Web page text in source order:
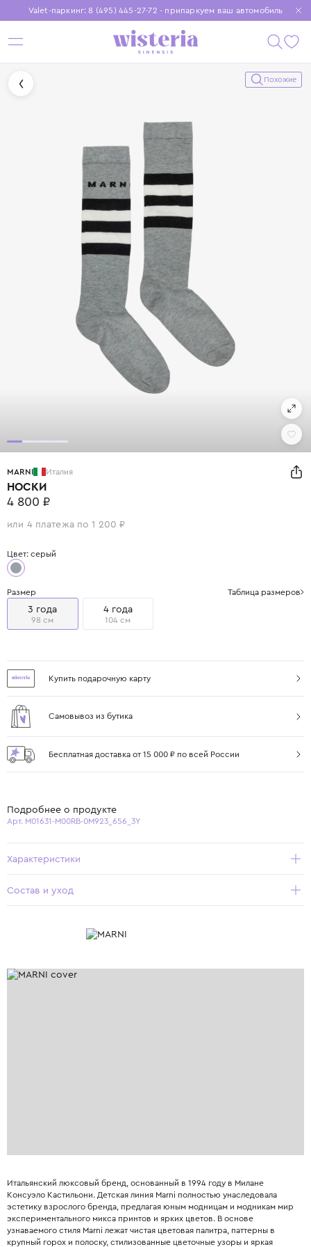
Valet-паркинг: 8 (495) 445-27-72 - припаркуем ваш автомобиль
Бесплатная доставка при заказе от 15 000 ₽
Установите приложение, чтобы покупки были еще удобнее
Похожие
MARNI Италия
НОСКИ
4 800 ₽
или 4 платежа по 1 200 ₽
Цвет: серый
Размер Таблица размеров
3 года
98 см
4 года
104 см
Купить подарочную карту
Самовывоз из бутика
Бесплатная доставка от 15 000 ₽ по всей России
Подробнее о продукте
Арт. M01631-M00RB-0M923_656_3Y
Характеристики
Состав и уход
Итальянский люксовый бренд, основанный в 1994 году в Милане
Консуэло Кастильони. Детская линия Marni полностью унаследовала
эстетику взрослого бренда, предлагая юным модницам и модникам мир
экспериментального микса принтов и ярких цветов. В основе
узнаваемого стиля Marni лежат чистая цветовая палитра, паттерны в
крупный горох и полоску, стилизованные цветочные узоры и яркая